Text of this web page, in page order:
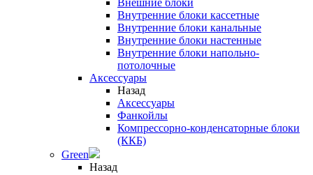
Внешние блоки
Внутренние блоки кассетные
Внутренние блоки канальные
Внутренние блоки настенные
Внутренние блоки напольно-
потолочные
Аксессуары
Назад
Аксессуары
Фанкойлы
Компрессорно-конденсаторные блоки
(ККБ)
Green
Назад